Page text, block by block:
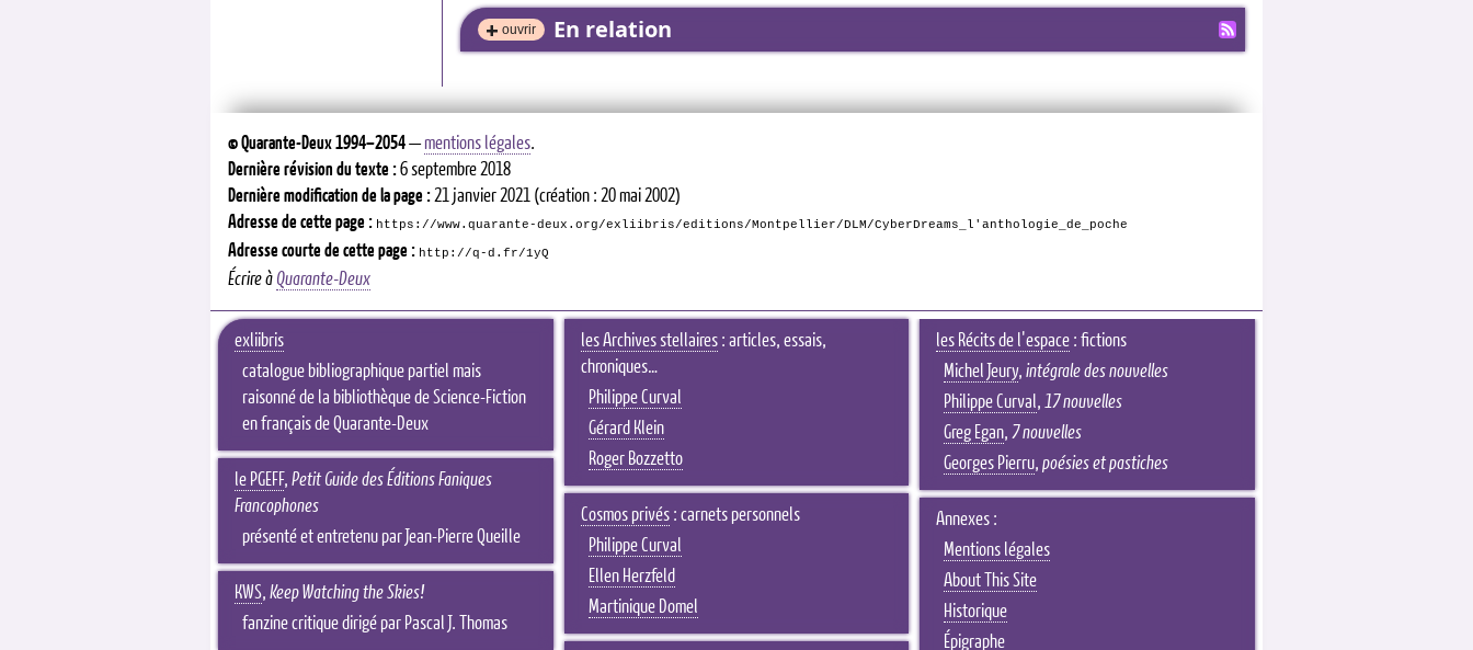
ouvrir En relation
©Quarante-Deux1994–2054—mentions légales.
Dernière révision du texte :6 septembre 2018
Dernière modification de la page :21 janvier 2021 (création : 20 mai 2002)
Adresse de cette page : https://www.quarante-deux.org/exliibris/editions/Montpellier/DLM/CyberDreams_l'anthologie_de_poche
Adresse courte de cette page : http://q-d.fr/1yQ
Écrire à Quarante-Deux
exliibris
catalogue bibliographique partiel mais
raisonné de la bibliothèque de Science-Fiction
en français de Quarante-Deux
le PGEFF, Petit Guide des Éditions Faniques
Francophones
présenté et entretenu par Jean-Pierre Queille
KWS, Keep Watching the Skies!
fanzine critique dirigé par Pascal J. Thomas
les Archives stellaires: articles, essais,
chroniques…
Philippe Curval
Gérard Klein
Roger Bozzetto
Cosmos privés: carnets personnels
Philippe Curval
Ellen Herzfeld
Martinique Domel
les Récits de l'espace: fictions
Michel Jeury, intégrale des nouvelles
Philippe Curval, 17 nouvelles
Greg Egan, 7 nouvelles
Georges Pierru, poésies et pastiches
Annexes :
Mentions légales
About This Site
Historique
Épigraphe